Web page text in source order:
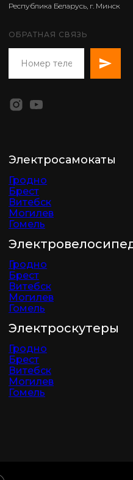
Республика Беларусь, г. Минск
ОБРАТНАЯ СВЯЗЬ
Электросамокаты
Гродно
Брест
Витебск
Могилев
Гомель
Гродно
Брест
Витебск
Могилев
Гомель
Электроскутеры
Гродно
Брест
Витебск
Могилев
Гомель